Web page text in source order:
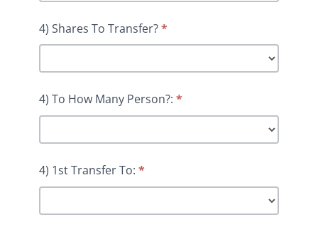
4) Shares To Transfer?*
4) To How Many Person?: *
4) 1st Transfer To: *